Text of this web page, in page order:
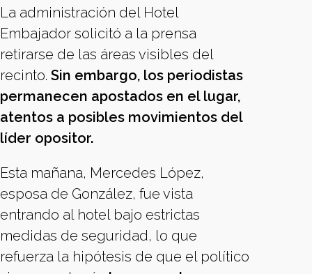
La administración del Hotel
Embajador solicitó a la prensa
retirarse de las áreas visibles del
recinto. Sin embargo, los periodistas
permanecen apostados en el lugar,
atentos a posibles movimientos del
líder opositor.
Esta mañana, Mercedes López,
esposa de González, fue vista
entrando al hotel bajo estrictas
medidas de seguridad, lo que
refuerza la hipótesis de que el político